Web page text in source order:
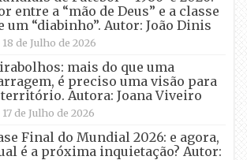
entre a “mão de Deus” e a classe
um “diabinho”. Autor: João Dinis
18 de Julho de 2026
mais do que uma
é preciso uma visão para
Autora: Joana Viveiro
17 de Julho de 2026
Final do Mundial 2026: e agora,
é a próxima inquietação? Autor: